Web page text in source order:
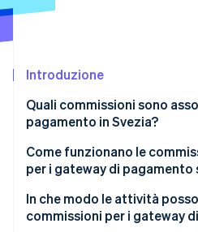
Costituzione di start-up
Climate
Rimozione del carbonio
Verifica online dell'identità
Introduzione
Quali commissioni sono
pagamento in Svezia?
Commissioni di transazione
Canoni mensili o di
Costi di attivazione
Come funzionano le
per i gateway di pagamento
In che modo le attività
commissioni per i gateway